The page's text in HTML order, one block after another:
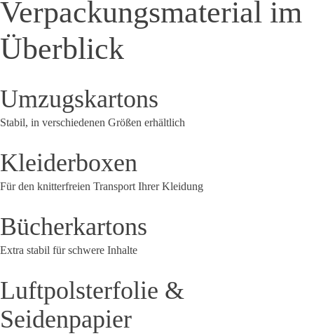
Verpackungsmaterial im
Überblick
Umzugskartons
Stabil, in verschiedenen Größen erhältlich
Kleiderboxen
Für den knitterfreien Transport Ihrer Kleidung
Bücherkartons
Extra stabil für schwere Inhalte
Luftpolsterfolie &
Seidenpapier